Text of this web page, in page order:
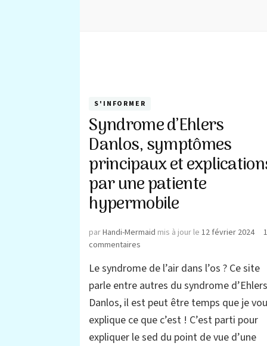
S'INFORMER
Syndrome d’Ehlers
Danlos, symptômes
principaux et
par une patiente
hypermobile
parHandi-Mermaid mis à jour le12 février 2024
commentaires
d’Ehlers
Danlos,
principaux
et
explications
Le syndrome de l’air dans l’os ? Ce site
parle entre autres du syndrome d’Ehlers
Danlos, il est peut être temps que je
explique ce que c’est ! C’est parti pour
expliquer le sed du point de vue d’une